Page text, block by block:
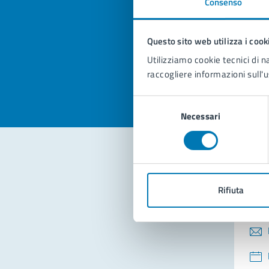
Questo sito web utilizza i
Utilizziamo cookie tecnici di
raccogliere informazioni
consenso
Necessari
Rifiuta